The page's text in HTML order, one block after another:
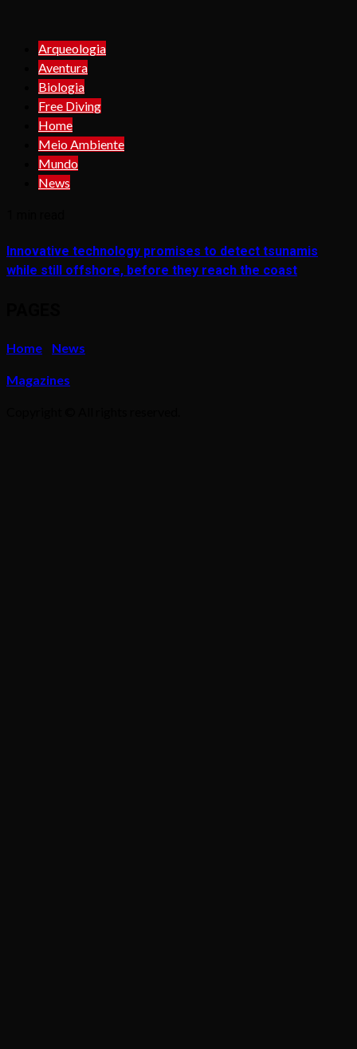
Arqueologia
Aventura
Biologia
Free Diving
Home
Meio Ambiente
Mundo
News
Innovative technology promises to detect tsunamis
while still offshore, before they reach the coast
Home News
Magazines